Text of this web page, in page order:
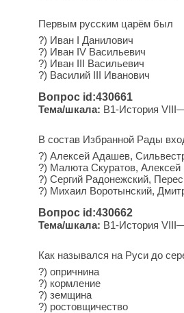
Первым русским царём был
?) Иван I Данилович
?) Иван IV Васильевич
?) Иван III Васильевич
?) Василий III Иванович
Вопрос id:430661
Тема/шкала: B1-История
В состав Избранной Рады
?) Алексей Адашев,
?) Малюта Скуратов, Алексей
?) Сергий Радонежский,
?) Михаил Воротынский,
Вопрос id:430662
Тема/шкала: B1-История
Как назывался на Руси до
?) опричнина
?) кормление
?) земщина
?) ростовщичество